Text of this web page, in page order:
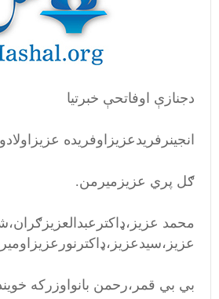
دجنازې اوفاتحې خبرتیا
انجینرفریدعزیزاوفریده
ګل پري عزیزمیرمن.
محمد
بي بي قمر،رحمن بانواوزرکه